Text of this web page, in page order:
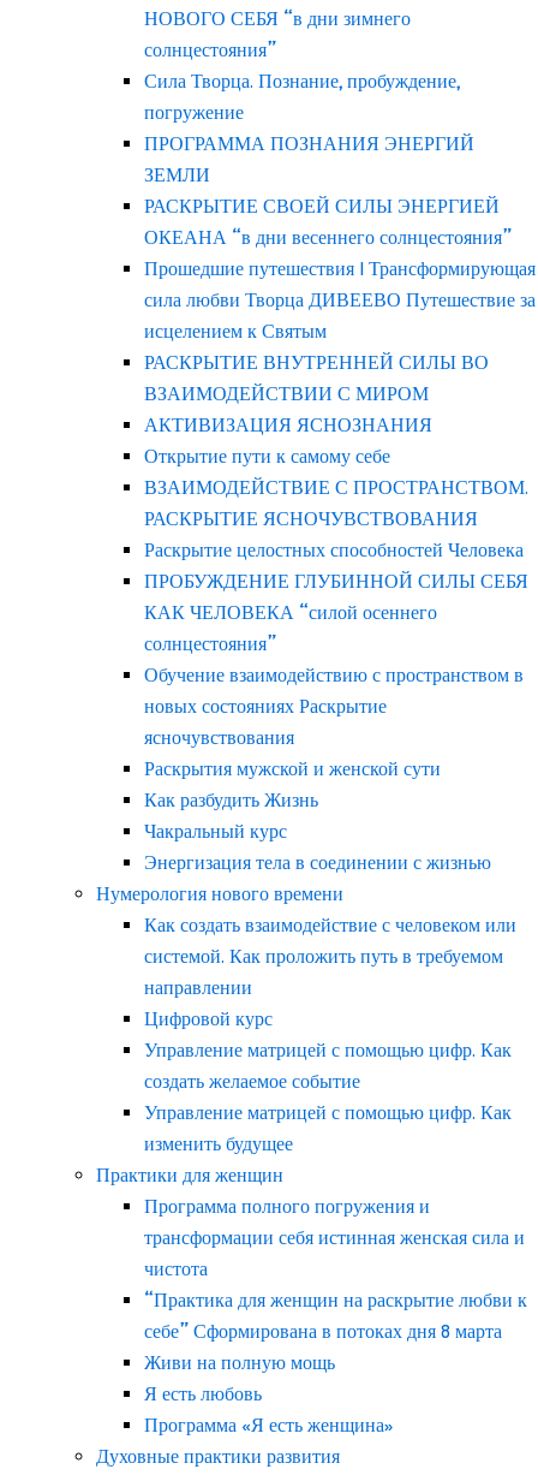
НОВОГО СЕБЯ “в дни зимнего
солнцестояния”
Сила Творца. Познание, пробуждение,
погружение
ПРОГРАММА ПОЗНАНИЯ ЭНЕРГИЙ
ЗЕМЛИ
РАСКРЫТИЕ СВОЕЙ СИЛЫ ЭНЕРГИЕЙ
ОКЕАНА “в дни весеннего солнцестояния”
Прошедшие путешествия | Трансформирующая
сила любви Творца ДИВЕЕВО Путешествие за
исцелением к Святым
РАСКРЫТИЕ ВНУТРЕННЕЙ СИЛЫ ВО
ВЗАИМОДЕЙСТВИИ С МИРОМ
АКТИВИЗАЦИЯ ЯСНОЗНАНИЯ
Открытие пути к самому себе
ВЗАИМОДЕЙСТВИЕ С ПРОСТРАНСТВОМ.
РАСКРЫТИЕ ЯСНОЧУВСТВОВАНИЯ
Раскрытие целостных способностей Человека
ПРОБУЖДЕНИЕ ГЛУБИННОЙ СИЛЫ СЕБЯ
КАК ЧЕЛОВЕКА “силой осеннего
солнцестояния”
Обучение взаимодействию с пространством в
новых состояниях Раскрытие
ясночувствования
Раскрытия мужской и женской сути
Как разбудить Жизнь
Чакральный курс
Энергизация тела в соединении с жизнью
Нумерология нового времени
Как создать взаимодействие с человеком или
системой. Как проложить путь в требуемом
направлении
Цифровой курс
Управление матрицей с помощью цифр. Как
создать желаемое событие
Управление матрицей с помощью цифр. Как
изменить будущее
Практики для женщин
Программа полного погружения и
трансформации себя истинная женская сила и
чистота
“Практика для женщин на раскрытие любви к
себе” Сформирована в потоках дня 8 марта
Живи на полную мощь
Я есть любовь
Программа «Я есть женщина»
Духовные практики развития